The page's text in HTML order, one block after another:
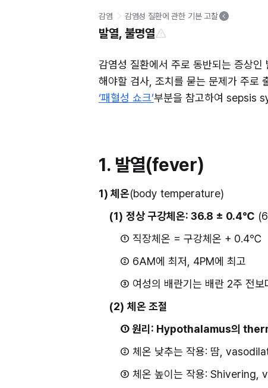
감염 감염성 질환에 관한 기본 고찰
발열, 불명열
감염성 질환에서 주로 동반되는 증상인
해야할 검사, 조치를 묻는 문제가 주로
‘패혈성 쇼크’부분을 참고하여 sepsis
1. 발열(fever)
1) 체온(body temperature)
(1) 정상 구강체온: 36.8 ± 0.4℃
① 직장체온 = 구강체온 + 0.4℃
② 6AM에 최저, 4PM에 최고
③ 여성의 배란기는 배란 2주 전
(2) 체온 조절
① 원리: Hypothalamus의
② 체온 낮추는 작용: 땀,
③ 체온 높이는 작용: Shivering,